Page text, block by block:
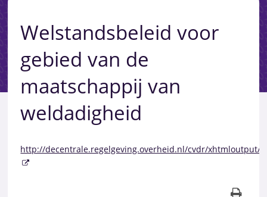
Welstandsbeleid voor
gebied van de
maatschappij van
weldadigheid
http://decentrale.regelgeving.overheid.nl/cvdr/xhtmloutput/